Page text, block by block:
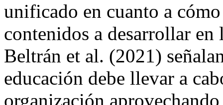
unificado en cuanto a
contenidos a desarrollar
Beltrán et al. (2021)
educación debe llevar a
organización